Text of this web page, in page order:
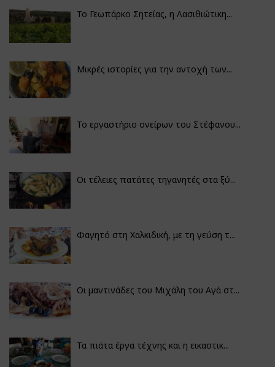
Το Γεωπάρκο Σητείας, η Λασιθιώτικη...
Μικρές ιστορίες για την αντοχή των...
Το εργαστήριο ονείρων του Στέφανου...
Οι τέλειες πατάτες τηγανητές στα ξύ...
Φαγητό στη Χαλκιδική, με τη γεύση τ...
Οι μαντινάδες του Μιχάλη του Αγά στ...
Τα πιάτα έργα τέχνης και η εικαστικ...